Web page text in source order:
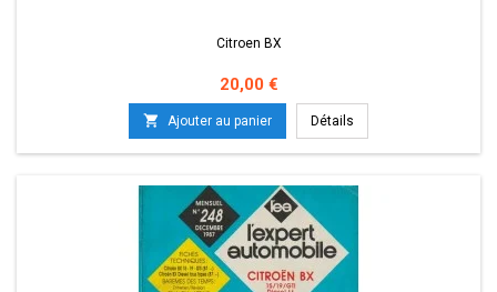
Citroen BX
Prix
20,00 €
 Ajouter au panier Détails